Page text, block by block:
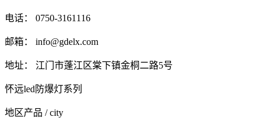
电话： 0750-3161116
邮箱： info@gdelx.com
地址： 江门市蓬江区棠下镇金桐二路5号
怀远led防爆灯系列
地区产品 / city